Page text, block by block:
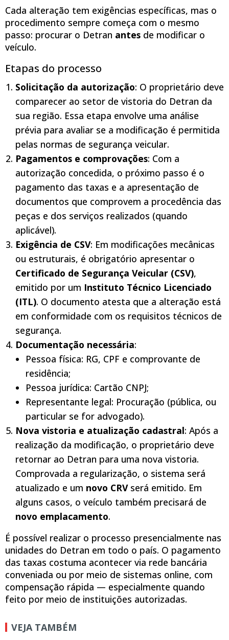
Cada alteração tem exigências específicas, mas o
procedimento sempre começa com o mesmo
passo: procurar o Detran antes de modificar o
veículo.
Etapas do processo
Solicitação da autorização: O proprietário deve
comparecer ao setor de vistoria do Detran da
sua região. Essa etapa envolve uma análise
prévia para avaliar se a modificação é permitida
pelas normas de segurança veicular.
Pagamentos e comprovações: Com a
autorização concedida, o próximo passo é o
pagamento das taxas e a apresentação de
documentos que comprovem a procedência das
peças e dos serviços realizados (quando
aplicável).
Exigência de CSV: Em modificações mecânicas
ou estruturais, é obrigatório apresentar o
Certificado de Segurança Veicular (CSV),
emitido por um Instituto Técnico Licenciado
(ITL). O documento atesta que a alteração está
em conformidade com os requisitos técnicos de
segurança.
Documentação necessária:
Pessoa física: RG, CPF e comprovante de
residência;
Pessoa jurídica: Cartão CNPJ;
Representante legal: Procuração (pública, ou
particular se for advogado).
Nova vistoria e atualização cadastral: Após a
realização da modificação, o proprietário deve
retornar ao Detran para uma nova vistoria.
Comprovada a regularização, o sistema será
atualizado e um novo CRVserá emitido. Em
alguns casos, o veículo também precisará de
novo emplacamento.
É possível realizar o processo presencialmente nas
unidades do Detran em todo o país. O pagamento
das taxas costuma acontecer via rede bancária
conveniada ou por meio de sistemas online, com
compensação rápida — especialmente quando
feito por meio de instituições autorizadas.
VEJA TAMBÉM